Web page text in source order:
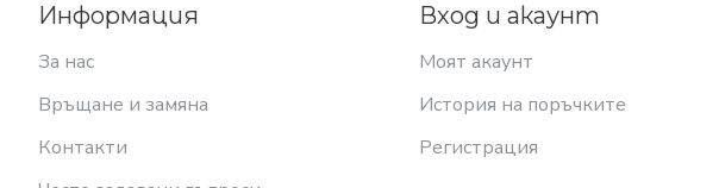
Информация
За нас
Връщане и замяна
Контакти
Вход и акаунт
Моят акаунт
История на поръчките
Регистрация